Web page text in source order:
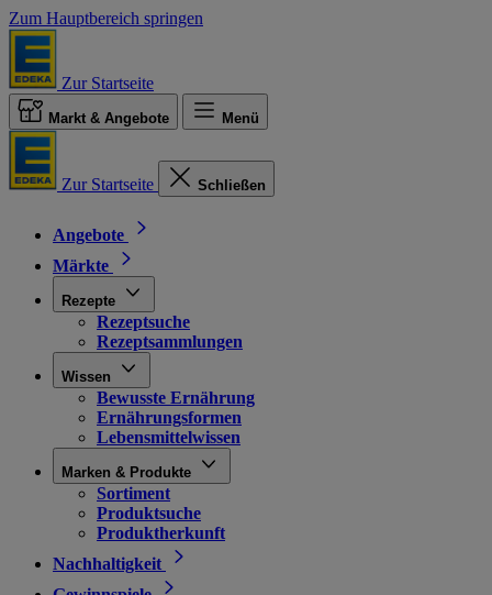
Zum Hauptbereich springen
Zur Startseite
Markt & Angebote Menü
Zur Startseite Schließen
Angebote
Märkte
Rezepte
Rezeptsuche
Rezeptsammlungen
Wissen
Bewusste Ernährung
Ernährungsformen
Lebensmittelwissen
Marken & Produkte
Sortiment
Produktsuche
Produktherkunft
Nachhaltigkeit